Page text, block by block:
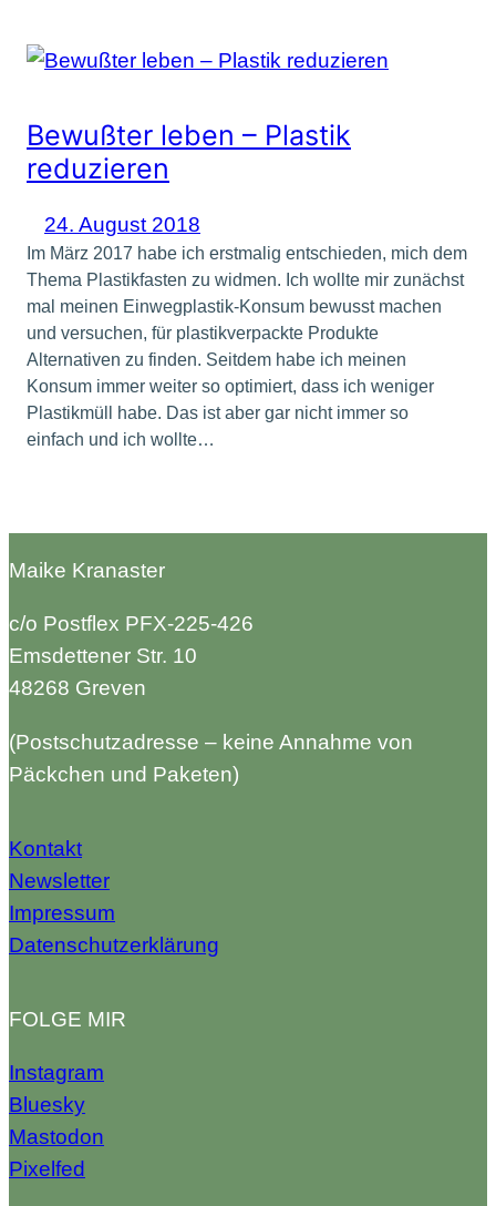
Bewußter leben – Plastik
reduzieren
24. August 2018
Im März 2017 habe ich erstmalig entschieden, mich dem
Thema Plastikfasten zu widmen. Ich wollte mir zunächst
mal meinen Einwegplastik-Konsum bewusst machen
und versuchen, für plastikverpackte Produkte
Alternativen zu finden. Seitdem habe ich meinen
Konsum immer weiter so optimiert, dass ich weniger
Plastikmüll habe. Das ist aber gar nicht immer so
einfach und ich wollte…
Maike Kranaster
c/o Postflex PFX-225-426
Emsdettener Str. 10
48268 Greven
(Postschutzadresse – keine Annahme von
Päckchen und Paketen)
Kontakt
Newsletter
Impressum
Datenschutzerklärung
FOLGE MIR
Instagram
Bluesky
Mastodon
Pixelfed